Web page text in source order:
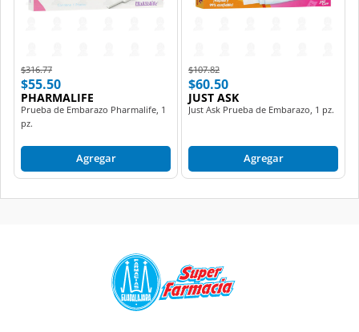
Price reduced from
$316.77to
$55.50
PHARMALIFE
Prueba de Embarazo Pharmalife, 1
pz.
Agregar
Price reduced from
$107.82to
$60.50
JUST ASK
Just Ask Prueba de Embarazo, 1 pz.
Agregar